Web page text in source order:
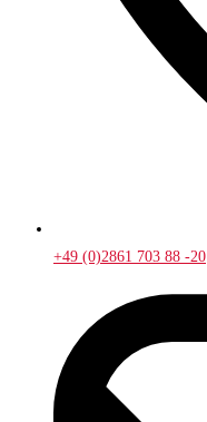
+49 (0)2861 703 88 -20